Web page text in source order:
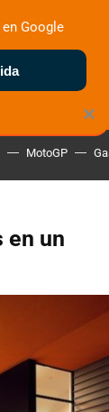
ELÉCTRICAS
MotoGP
en un
×
Google